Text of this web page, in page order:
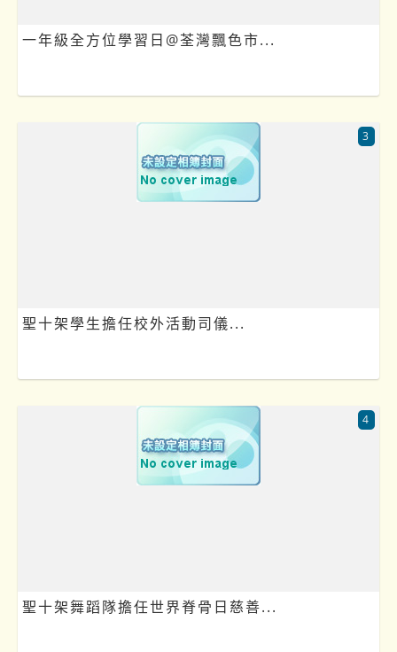
一年級全方位學習日@荃灣飄色市...
聖十架學生擔任校外活動司儀...
3
聖十架舞蹈隊擔任世界脊骨日慈善...
4